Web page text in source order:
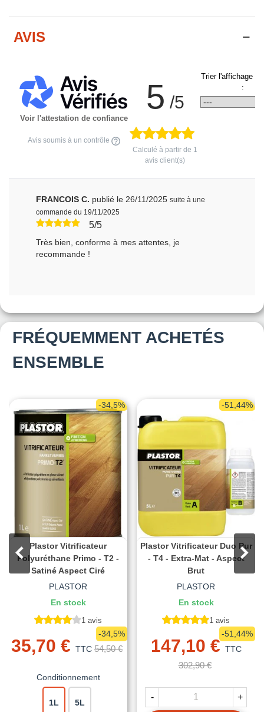
AVIS
Voir l'attestation de confiance
Avis soumis à un contrôle
5 /5
Calculé à partir de 1
avis client(s)
Trier l'affichage
:
FRANCOIS C. publié le 26/11/2025 suite à une
commande du 19/11/2025
5/5
Très bien, conforme à mes attentes, je
recommande !
FRÉQUEMMENT ACHETÉS
ENSEMBLE
-34,5%
Plastor Vitrificateur
Polyuréthane Primo - T2 -
Satiné Aspect Ciré
PLASTOR
En stock
1 avis
35,70 € TTC 54,50 €
-34,5%
Conditionnement
1L 5L
-51,44%
Plastor Vitrificateur Duo Pur
- T4 - Extra-Mat - Aspect
Brut
PLASTOR
En stock
1 avis
147,10 € TTC
302,90 €
-51,44%
- +